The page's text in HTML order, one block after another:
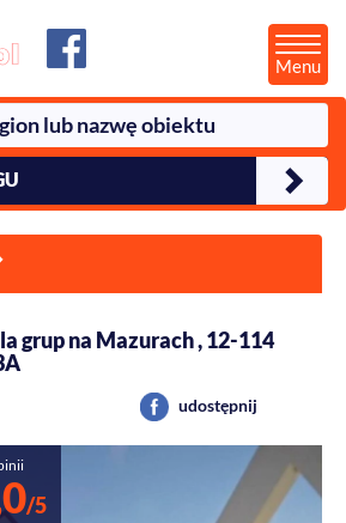
Menu
grup na Mazurach , 12-114
udostępnij
/5